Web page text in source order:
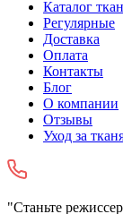
Каталог
Регулярные
Доставка
Оплата
Контакты
Блог
О компании
Отзывы
Уход за
"Станьте